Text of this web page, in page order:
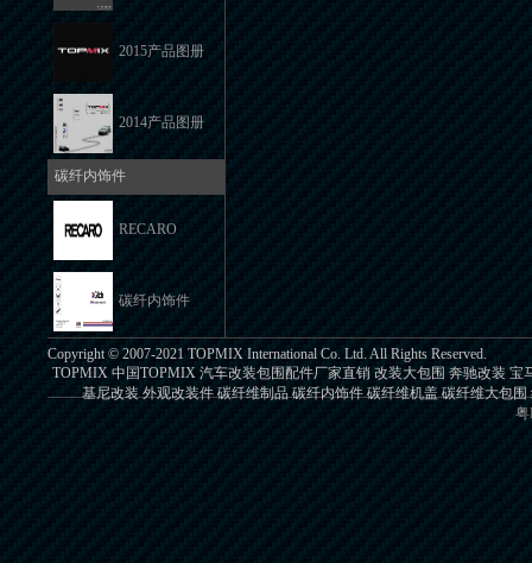
2015产品图册
2014产品图册
碳纤内饰件
RECARO
碳纤内饰件
Copyright © 2007-2021 TOPMIX International Co. Ltd. All Rights Reserved.
TOPMIX 中国TOPMIX 汽车改装包围配件厂家直销 改装大包围 奔驰改装
基尼改装 外观改装件 碳纤维制品 碳纤内饰件 碳纤维机盖 碳纤维大包
粤